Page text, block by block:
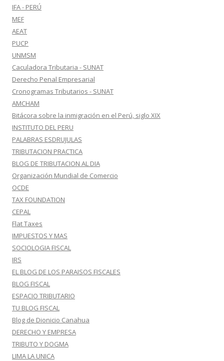
IFA - PERÚ
MEF
AEAT
PUCP
UNMSM
Caculadora Tributaria - SUNAT
Derecho Penal Empresarial
Cronogramas Tributarios - SUNAT
AMCHAM
Bitácora sobre la inmigración en el Perú, siglo XIX
INSTITUTO DEL PERU
PALABRAS ESDRUJULAS
TRIBUTACION PRACTICA
BLOG DE TRIBUTACION AL DIA
Organización Mundial de Comercio
OCDE
TAX FOUNDATION
CEPAL
Flat Taxes
IMPUESTOS Y MAS
SOCIOLOGIA FISCAL
IRS
EL BLOG DE LOS PARAISOS FISCALES
BLOG FISCAL
ESPACIO TRIBUTARIO
TU BLOG FISCAL
Blog de Dionicio Canahua
DERECHO Y EMPRESA
TRIBUTO Y DOGMA
LIMA LA UNICA